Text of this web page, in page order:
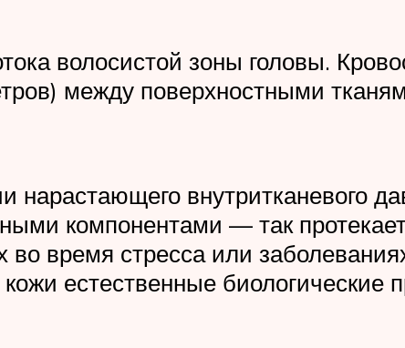
волосистой зоны головы.
между поверхностными
нарастающего внутритканевого
компонентами — так
время стресса или
естественные биологические